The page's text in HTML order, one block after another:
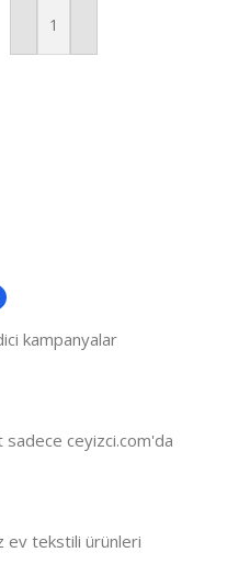
Sepete Ekle
kampanyalar
sadece ceyizci.com'da
ev tekstili ürünleri